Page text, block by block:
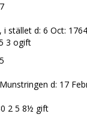
i stället d: 6 Oct:
3 ogift
d: 17
2 5 8½ gift